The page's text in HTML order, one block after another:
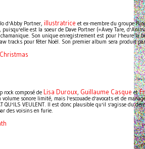
d'Abby Portner, illustratrice et ex-membre du groupe
est la soeur de Dave Portner (=Avey Tare,
Son unique enregistrement est pour l'heure la
tracks pour fêter Noël. Son premier album sera produit
rock composé de Lisa Duroux, Guillaume Casque et
sonore limité, mais l'escouade d'avocats et de
QU'ILS VEULENT. Il est donc plausible qu'il s'agisse du
des voisins en furie.